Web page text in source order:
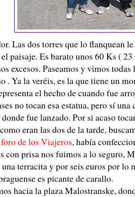
Las dos torres que lo flanquean
paisaje. Es barato unos 60 Ks (
excesos. Paseamos y vimos
. Ya la veréis, es la que tiene un
el hecho de cuando fue
no tocan esa estatua, pero sí
fue lanzado. Por si acaso
eran las dos de la tarde,
foro de los Viajeros, había
con prisa nos fuimos a lo seguro,
terracita y por seis euros por lo
es picante de carallo.
hacia la plaza Malostranske,